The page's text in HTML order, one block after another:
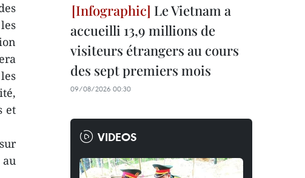
et
Le Vietnam a
accueilli 13,9 millions de
visiteurs étrangers au cours
des sept premiers mois
09/08/2026 00:30
VIDEOS